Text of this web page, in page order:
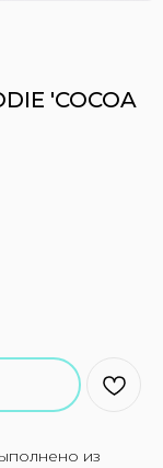
'COCOA
из